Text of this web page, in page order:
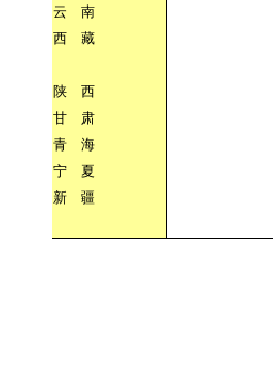
云 南
西
藏
陕 西
甘
肃
青
海
宁
夏
新
疆